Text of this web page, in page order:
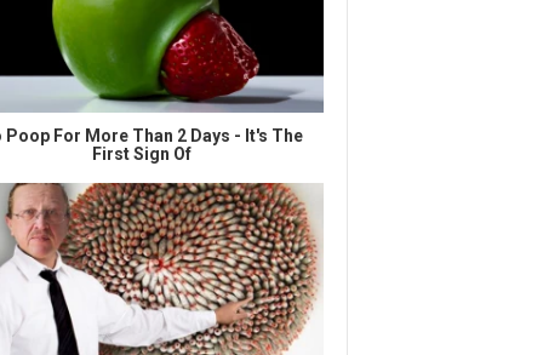
Poop For More Than 2 Days - It's The
First Sign Of